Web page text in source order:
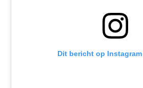
Dit bericht op